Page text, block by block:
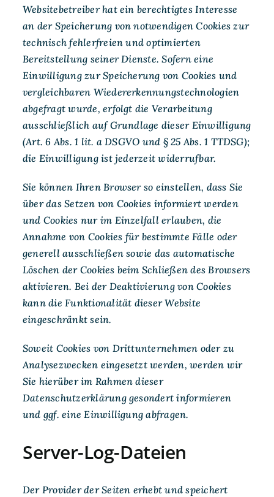
Websitebetreiber hat ein berechtigtes Interesse
an der Speicherung von notwendigen Cookies zur
technisch fehlerfreien und optimierten
Bereitstellung seiner Dienste. Sofern eine
Einwilligung zur Speicherung von Cookies und
vergleichbaren Wiedererkennungstechnologien
abgefragt wurde, erfolgt die Verarbeitung
ausschließlich auf Grundlage dieser Einwilligung
(Art. 6 Abs. 1 lit. a DSGVO und § 25 Abs. 1 TTDSG);
die Einwilligung ist jederzeit widerrufbar.
Sie können Ihren Browser so einstellen, dass Sie
über das Setzen von Cookies informiert werden
und Cookies nur im Einzelfall erlauben, die
Annahme von Cookies für bestimmte Fälle oder
generell ausschließen sowie das automatische
Löschen der Cookies beim Schließen des Browsers
aktivieren. Bei der Deaktivierung von Cookies
kann die Funktionalität dieser Website
eingeschränkt sein.
Soweit Cookies von Drittunternehmen oder zu
Analysezwecken eingesetzt werden, werden wir
Sie hierüber im Rahmen dieser
Datenschutzerklärung gesondert informieren
und ggf. eine Einwilligung abfragen.
Server-Log-Dateien
Der Provider der Seiten erhebt und speichert